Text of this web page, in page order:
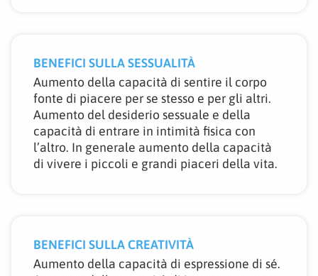
BENEFICI SULLA SESSUALITÀ
Aumento della capacità di sentire il corpo
fonte di piacere per se stesso e per gli altri.
Aumento del desiderio sessuale e della
capacità di entrare in intimità fisica con
l’altro. In generale aumento della capacità
di vivere i piccoli e grandi piaceri della vita.
BENEFICI SULLA CREATIVITÀ
Aumento della capacità di espressione di sé.